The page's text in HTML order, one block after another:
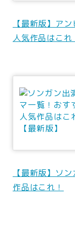
【最新版】ア
人気作品はこれ
【最新版】ソ
作品はこれ！